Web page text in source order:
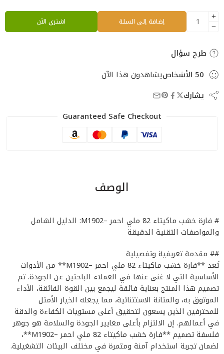
إضافة إلى السلة اشتري الآن
طرح سؤال
50 الأشخاصيشاهدون هذا الآن
يشارك
Guaranteed Safe Checkout
الوصف
# فارة خشب ماكيتاء 82 ملي احمر –M1902: الدليل الشامل
والمواصفات التقنية الدقيقة
## مقدمة تعريفية وتفصيلية
تُعد **فارة خشب ماكيتاء 82 ملي احمر –M1902** من الأدوات
الأساسية التي لا غنى عنها في العملاء الباحثين عن الجودة. تم
تصميم هذا المنتج بعناية فائقة ليجمع بين القوة الفائقة، الأداء
الموثوق به، والمتانة الاستثنائية، مما يجعله الخيار الأمثل
للمحترفين الذين يسعون لتحقيق أعلى مستويات الكفاءة والدقة
في أعمالهم. إن الالتزام بأعلى معايير الجودة والسلامة هو جوهر
فلسفة تصميم **فارة خشب ماكيتاء 82 ملي احمر –M1902**،
لضمان تجربة استخدام آمنة ومثمرة في مختلف البيئات التشغيلية.